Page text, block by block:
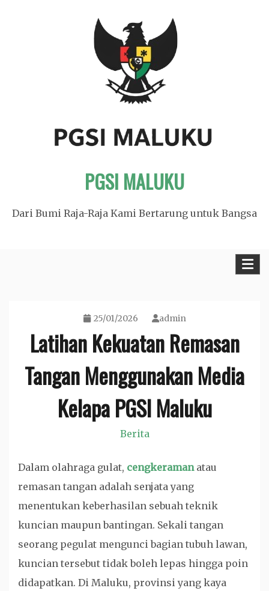
PGSI MALUKU
Dari Bumi Raja-Raja Kami Bertarung untuk Bangsa
25/01/2026 admin
Latihan Kekuatan Remasan
Tangan Menggunakan Media
Kelapa PGSI Maluku
Berita
Dalam olahraga gulat, cengkeramanatau
remasan tangan adalah senjata yang
menentukan keberhasilan sebuah teknik
kuncian maupun bantingan. Sekali tangan
seorang pegulat mengunci bagian tubuh lawan,
kuncian tersebut tidak boleh lepas hingga poin
didapatkan. Di Maluku, provinsi yang kaya